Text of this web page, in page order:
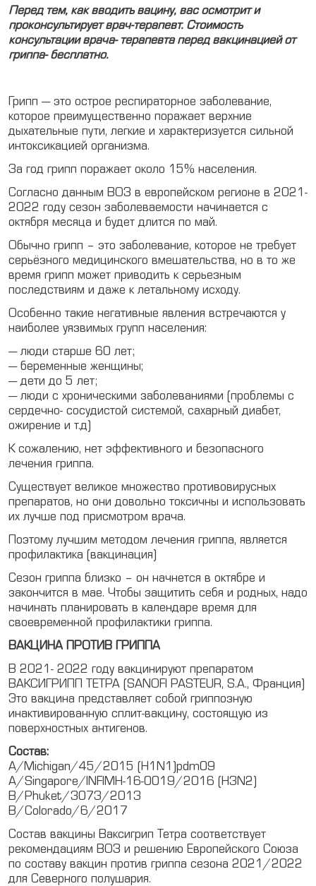
Медкомиссии
Медсправки
RU
EN
Перед тем, как вводить вацину, вас осмотрит и
проконсультирует врач-терапевт. Стоимость
консультации врача- терапевта перед вакцинацией от
гриппа- бесплатно.
Грипп — это острое респираторное заболевание,
которое преимущественно поражает верхние
дыхательные пути, легкие и характеризуется сильной
интоксикацией организма.
За год грипп поражает около 15% населения.
Согласно данным ВОЗ в европейском регионе в 2021-
2022 году сезон заболеваемости начинается с
октября месяца и будет длится по май.
Обычно грипп – это заболевание, которое не требует
серьёзного медицинского вмешательства, но в то же
время грипп может приводить к серьезным
последствиям и даже к летальному исходу.
Особенно такие негативные явления встречаются у
наиболее уязвимых групп населения:
— люди старше 60 лет;
— беременные женщины;
— дети до 5 лет;
— люди с хроническими заболеваниями (проблемы с
сердечно- сосудистой системой, сахарный диабет,
ожирение и т.д)
К сожалению, нет эффективного и безопасного
лечения гриппа.
Существует великое множество противовирусных
препаратов, но они довольно токсичны и использовать
их лучше под присмотром врача.
Поэтому лучшим методом лечения гриппа, является
профилактика (вакцинация)
Сезон гриппа близко – он начнется в октябре и
закончится в мае. Чтобы защитить себя и родных, надо
начинать планировать в календаре время для
своевременной профилактики гриппа.
ВАКЦИНА ПРОТИВ ГРИППА
В 2021- 2022 году вакцинируют препаратом
ВАКСИГРИПП ТЕТРА (SANOFI PASTEUR, S.A., Франция)
Это вакцина представляет собой гриппозную
инактивированную сплит-вакцину, состоящую из
поверхностных антигенов.
Состав:
A/Michigan/45/2015 (H1N1)pdm09
A/Singapore/INFIMH-16-0019/2016 (H3N2)
B/Phuket/3073/2013
B/Colorado/6/2017
Состав вакцины Ваксигрип Тетра соответствует
рекомендациям ВОЗ и решению Европейского Союза
по составу вакцин против гриппа сезона 2021/2022
для Северного полушария.